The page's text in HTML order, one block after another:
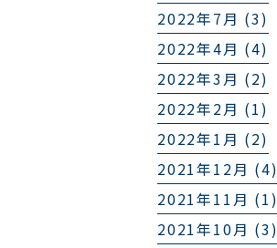
2022年7月 (3)
2022年4月 (4)
2022年3月 (2)
2022年2月 (1)
2022年1月 (2)
2021年12月 (4)
2021年11月 (1)
2021年10月 (3)